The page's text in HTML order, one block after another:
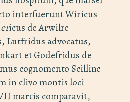
interfuerunt Wiricus
ericus de Arwilre
Lutfridus advocatus,
et Godefridus de
cognomento Scillinc
in clivo montis loci
marcis comparavit,